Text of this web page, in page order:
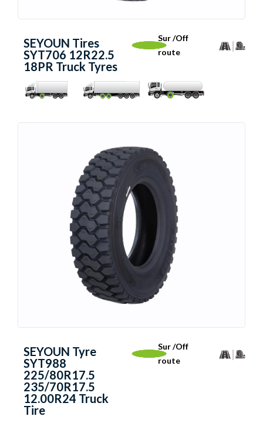
SEYOUN Tires
SYT706 12R22.5
18PR Truck Tyres
Sur /Off
route
SEYOUN Tyre
SYT988
225/80R17.5
235/70R17.5
12.00R24 Truck
Tire
Sur /Off
route